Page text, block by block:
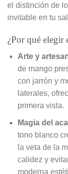
el distinción de
invitable en tu
¿Por qué elegir
Arte y
de mango
con jarrón y
laterales,
primera vista.
Magia del
tono blanco
la veta de la
calidez y
moderna